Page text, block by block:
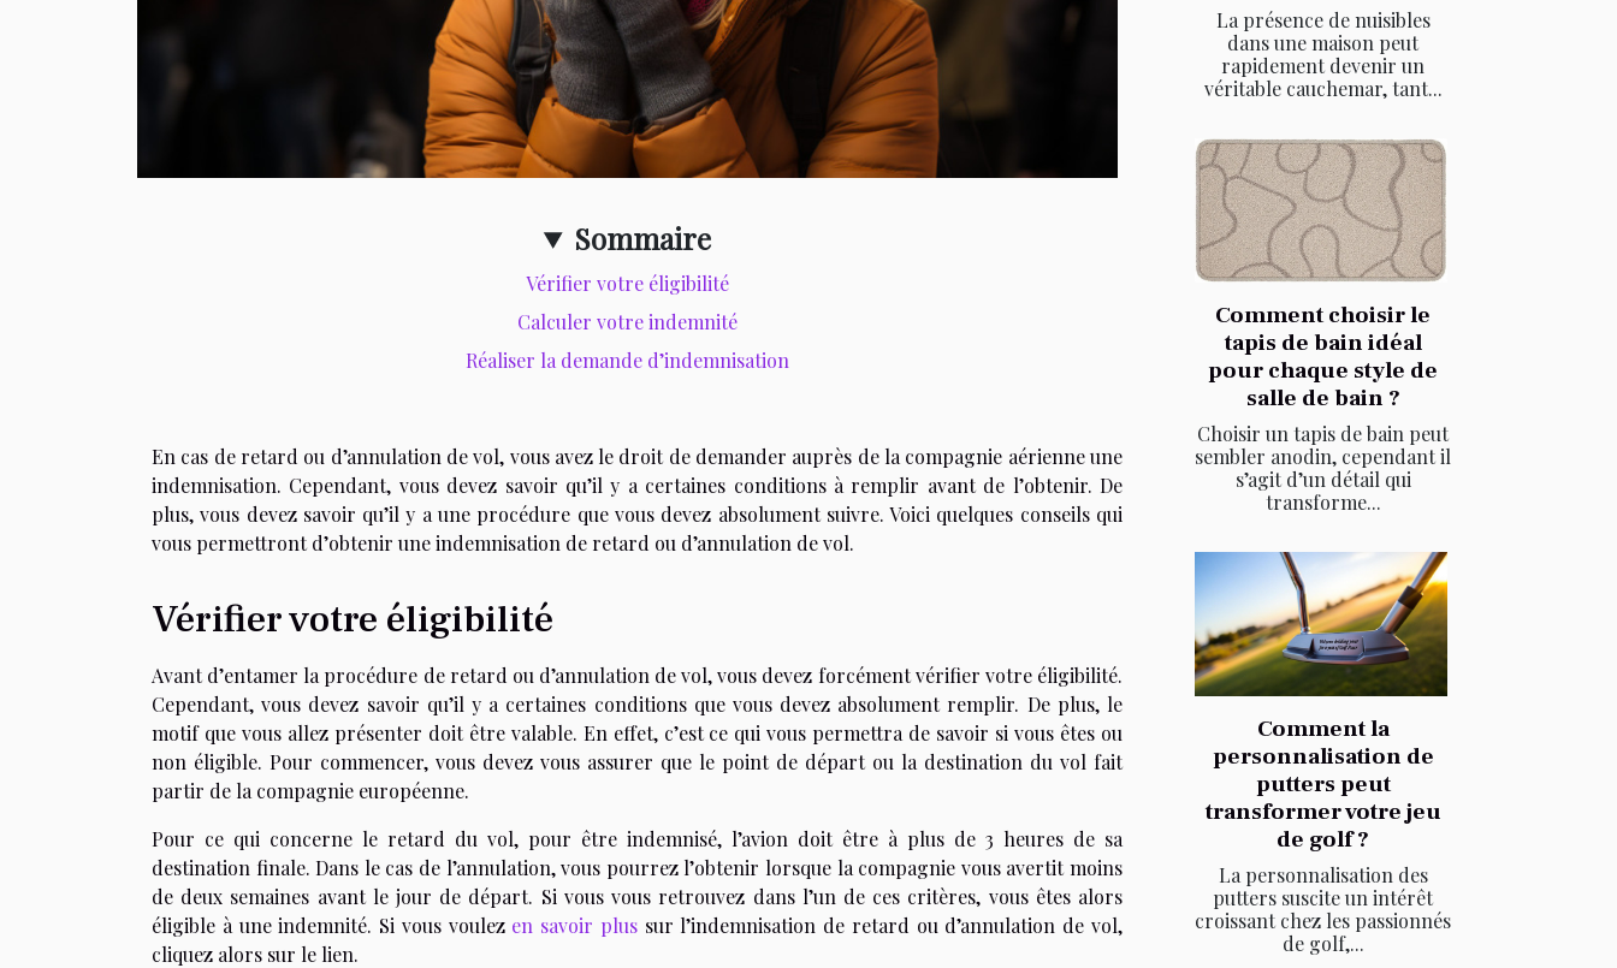
Sommaire
Vérifier votre éligibilité
Calculer votre indemnité
Réaliser la demande d’indemnisation
En cas de retard ou d’annulation de vol, vous avez le droit de demander auprès de la compagnie aérienne une
indemnisation. Cependant, vous devez savoir qu’il y a certaines conditions à remplir avant de l’obtenir. De
plus, vous devez savoir qu’il y a une procédure que vous devez absolument suivre. Voici quelques conseils qui
vous permettront d’obtenir une indemnisation de retard ou d’annulation de vol.
Vérifier votre éligibilité
Avant d’entamer la procédure de retard ou d’annulation de vol, vous devez forcément vérifier votre éligibilité.
Cependant, vous devez savoir qu’il y a certaines conditions que vous devez absolument remplir. De plus, le
motif que vous allez présenter doit être valable. En effet, c’est ce qui vous permettra de savoir si vous êtes ou
non éligible. Pour commencer, vous devez vous assurer que le point de départ ou la destination du vol fait
partir de la compagnie européenne.
Pour ce qui concerne le retard du vol, pour être indemnisé, l’avion doit être à plus de 3 heures de sa
destination finale. Dans le cas de l’annulation, vous pourrez l’obtenir lorsque la compagnie vous avertit moins
de deux semaines avant le jour de départ. Si vous vous retrouvez dans l’un de ces critères, vous êtes alors
éligible à une indemnité. Si vous voulez en savoir plussur l’indemnisation de retard ou d’annulation de vol,
cliquez alors sur le lien.
La présence de nuisibles
dans une maison peut
rapidement devenir un
véritable cauchemar, tant...
Comment choisir le
tapis de bain idéal
pour chaque style de
salle de bain ?
Choisir un tapis de bain peut
sembler anodin, cependant il
s’agit d’un détail qui
transforme...
Comment la
personnalisation de
putters peut
transformer votre jeu
de golf ?
La personnalisation des
putters suscite un intérêt
croissant chez les passionnés
de golf,...